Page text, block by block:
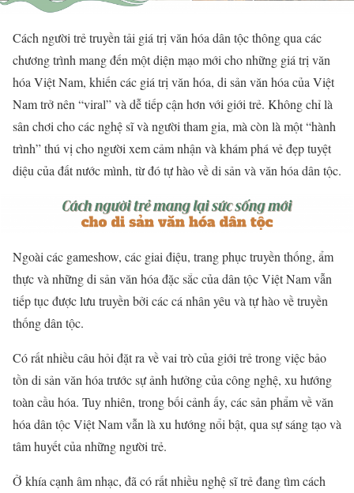
Cách người trẻ truyền tải giá trị văn hóa dân tộc thông qua các
chương trình mang đến một diện mạo mới cho những giá trị văn
hóa Việt Nam, khiến các giá trị văn hóa, di sản văn hóa của Việt
Nam trở nên “viral” và dễ tiếp cận hơn với giới trẻ. Không chỉ là
sân chơi cho các nghệ sĩ và người tham gia, mà còn là một “hành
trình” thú vị cho người xem cảm nhận và khám phá vẻ đẹp tuyệt
diệu của đất nước mình, từ đó tự hào về di sản và văn hóa dân tộc.
Ngoài các gameshow, các giai điệu, trang phục truyền thống, ẩm
thực và những di sản văn hóa đặc sắc của dân tộc Việt Nam vẫn
tiếp tục được lưu truyền bởi các cá nhân yêu và tự hào về truyền
thống dân tộc.
Có rất nhiều câu hỏi đặt ra về vai trò của giới trẻ trong việc bảo
tồn di sản văn hóa trước sự ảnh hưởng của công nghệ, xu hướng
toàn cầu hóa. Tuy nhiên, trong bối cảnh ấy, các sản phẩm về văn
hóa dân tộc Việt Nam vẫn là xu hướng nổi bật, qua sự sáng tạo và
tâm huyết của những người trẻ.
Ở khía cạnh âm nhạc, đã có rất nhiều nghệ sĩ trẻ đang tìm cách